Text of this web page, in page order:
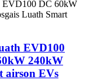
EVD100
240kW
airson EVs